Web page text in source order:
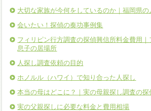
大切な家族が今何をしているのか｜福岡県の
会いたい！探偵の奏功事例集
フィリピン行方調査の探偵興信所料金費用｜
息子の居場所
人探し調査依頼の目的
ホノルル（ハワイ）で知り合った人探し
本当の母はどこに？｜実の母親探し調査の探
実の父親探しに必要な料金と費用相場